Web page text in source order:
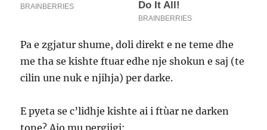
Pa e zgjatur shume, doli direkt e ne teme dhe
me tha se kishte ftuar edhe nje shokun e saj (te
cilin une nuk e njihja) per darke.
E pyeta se c’lidhje kishte ai i ftùar ne darken
tone? Ajo mu pergjigj: